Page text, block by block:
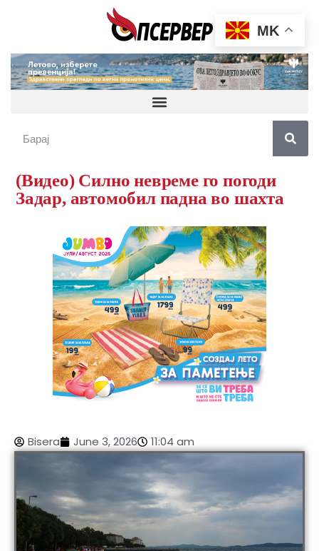
(Видео) Силно невреме го погоди
Задар, автомобил падна во шахта
Bisera June 3, 2026 11:04 am
MK